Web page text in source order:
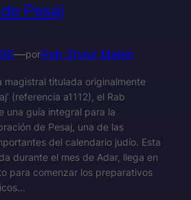
Pesaj
—porRab Shaul Maleh
magistral titulada originalmente
(referencia a1112), el Rab
una guía integral para la
de Pesaj, una de las
del calendario judío. Esta
durante el mes de Adar, llega en
para comenzar los preparativos